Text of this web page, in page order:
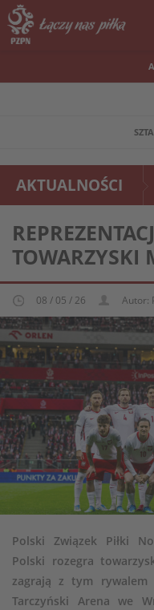
AKTUALNOŚCI
TOWARZYSKI
08 / 05 / 26 Autor:
Polski Związek Piłki
Polski rozegra
zagrają z tym
Tarczyński Arena we